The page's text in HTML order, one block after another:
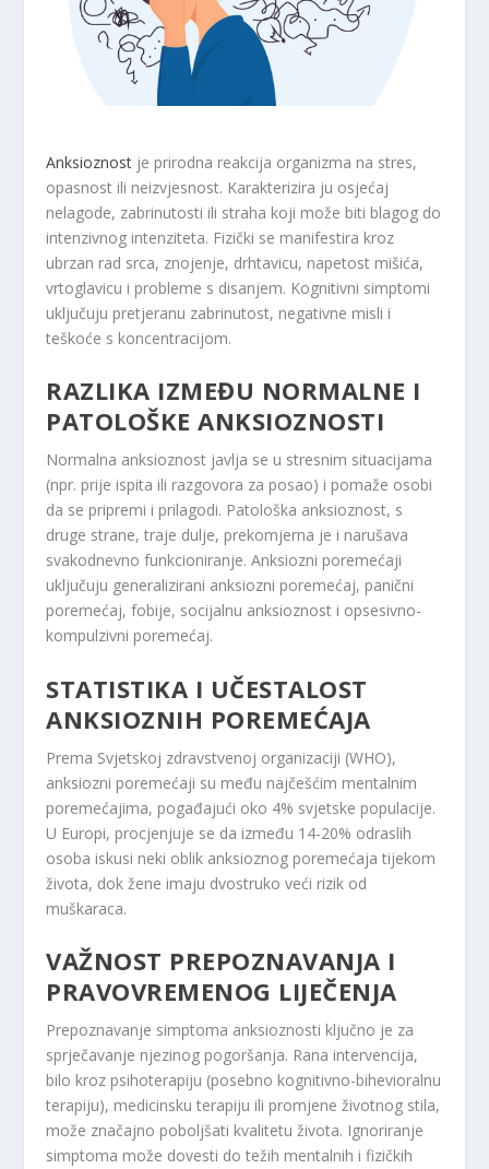
Anksioznost je prirodna reakcija organizma na stres,
opasnost ili neizvjesnost. Karakterizira ju osjećaj
nelagode, zabrinutosti ili straha koji može biti blagog do
intenzivnog intenziteta. Fizički se manifestira kroz
ubrzan rad srca, znojenje, drhtavicu, napetost mišića,
vrtoglavicu i probleme s disanjem. Kognitivni simptomi
uključuju pretjeranu zabrinutost, negativne misli i
teškoće s koncentracijom.
RAZLIKA IZMEĐU NORMALNE I
PATOLOŠKE ANKSIOZNOSTI
Normalna anksioznost javlja se u stresnim situacijama
(npr. prije ispita ili razgovora za posao) i pomaže osobi
da se pripremi i prilagodi. Patološka anksioznost, s
druge strane, traje dulje, prekomjerna je i narušava
svakodnevno funkcioniranje. Anksiozni poremećaji
uključuju generalizirani anksiozni poremećaj, panični
poremećaj, fobije, socijalnu anksioznost i opsesivno-
kompulzivni poremećaj.
STATISTIKA I UČESTALOST
ANKSIOZNIH POREMEĆAJA
Prema Svjetskoj zdravstvenoj organizaciji (WHO),
anksiozni poremećaji su među najčešćim mentalnim
poremećajima, pogađajući oko 4% svjetske populacije.
U Europi, procjenjuje se da između 14-20% odraslih
osoba iskusi neki oblik anksioznog poremećaja tijekom
života, dok žene imaju dvostruko veći rizik od
muškaraca.
VAŽNOST PREPOZNAVANJA I
PRAVOVREMENOG LIJEČENJA
Prepoznavanje simptoma anksioznosti ključno je za
sprječavanje njezinog pogoršanja. Rana intervencija,
bilo kroz psihoterapiju (posebno kognitivno-bihevioralnu
terapiju), medicinsku terapiju ili promjene životnog stila,
može značajno poboljšati kvalitetu života. Ignoriranje
simptoma može dovesti do težih mentalnih i fizičkih